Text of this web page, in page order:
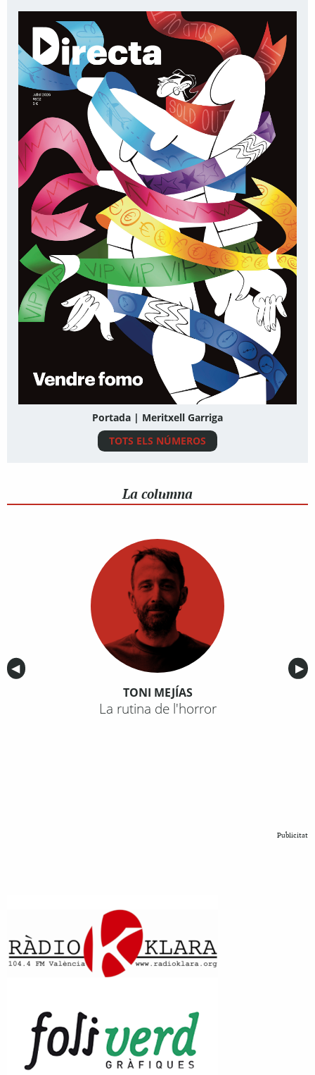
Portada | Meritxell Garriga
TOTS ELS NÚMEROS
La columna
Anterior
◀︎ ▶︎
TONI MEJÍAS
La rutina de l'horror
Publicitat